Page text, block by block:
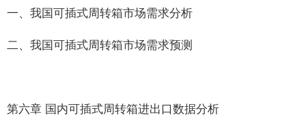
一、我国可插式周转箱市场需求分析
二、我国可插式周转箱市场需求预测
第六章 国内可插式周转箱进出口数据分析